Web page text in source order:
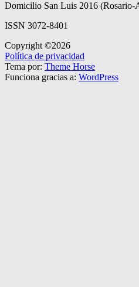
Domicilio San Luis 2016 (Rosario-
ISSN 3072-8401
Copyright ©2026
Política de privacidad
Tema por: Theme Horse
Funciona gracias a: WordPress